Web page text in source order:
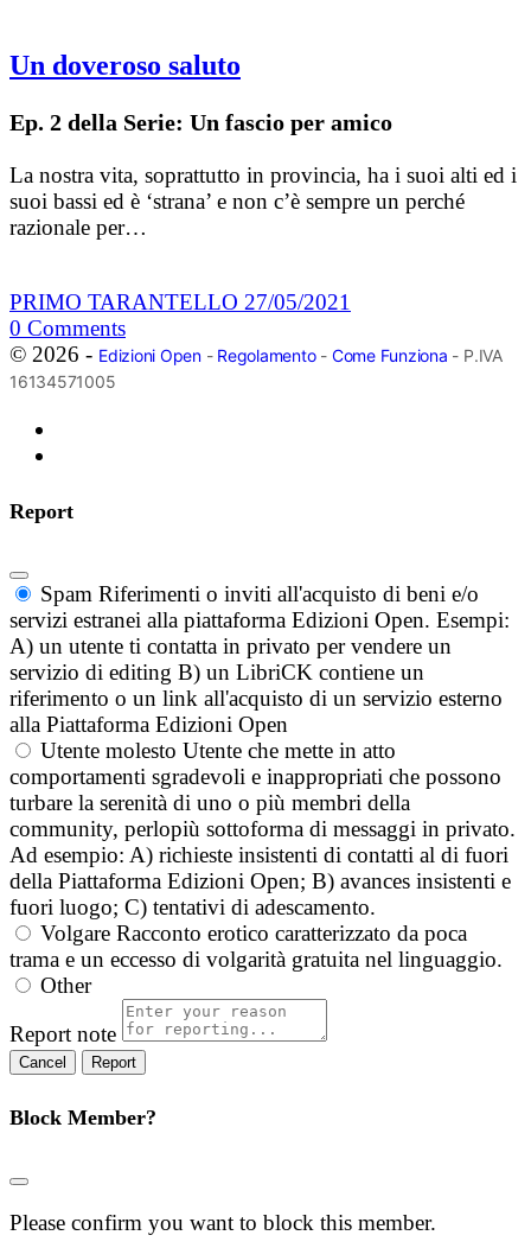
Un doveroso saluto
Ep. 2 della Serie: Un fascio per amico
La nostra vita, soprattutto in provincia, ha i suoi alti ed i
suoi bassi ed è ‘strana’ e non c’è sempre un perché
razionale per…
PRIMO TARANTELLO 27/05/2021
0 Comments
© 2026 - Edizioni Open- Regolamento- Come Funziona - P.IVA
16134571005
Report
Spam Riferimenti o inviti all'acquisto di beni e/o
servizi estranei alla piattaforma Edizioni Open. Esempi:
A) un utente ti contatta in privato per vendere un
servizio di editing B) un LibriCK contiene un
riferimento o un link all'acquisto di un servizio esterno
alla Piattaforma Edizioni Open
Utente molesto Utente che mette in atto
comportamenti sgradevoli e inappropriati che possono
turbare la serenità di uno o più membri della
community, perlopiù sottoforma di messaggi in privato.
Ad esempio: A) richieste insistenti di contatti al di fuori
della Piattaforma Edizioni Open; B) avances insistenti e
fuori luogo; C) tentativi di adescamento.
Volgare Racconto erotico caratterizzato da poca
trama e un eccesso di volgarità gratuita nel linguaggio.
Other
Report note
Report
Block Member?
Please confirm you want to block this member.